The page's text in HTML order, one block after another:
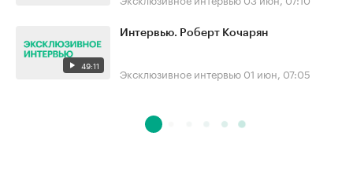
49:11
Интервью. Роберт Кочарян
Эксклюзивное интервью 01 июн, 07:05